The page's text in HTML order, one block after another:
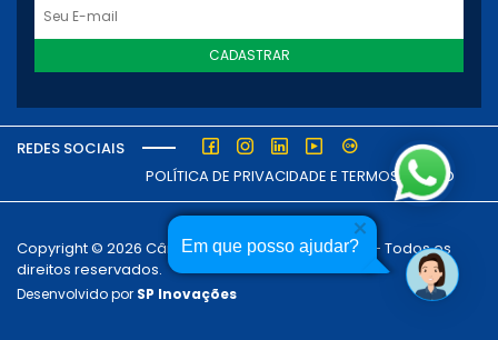
Em que posso ajudar?
CADASTRAR
REDES SOCIAIS
POLÍTICA DE PRIVACIDADE E TERMOS DE USO
Copyright © 2026 Câmara dos Dirigentes Lojistas - Todos os
direitos reservados.
Desenvolvido por SP Inovações